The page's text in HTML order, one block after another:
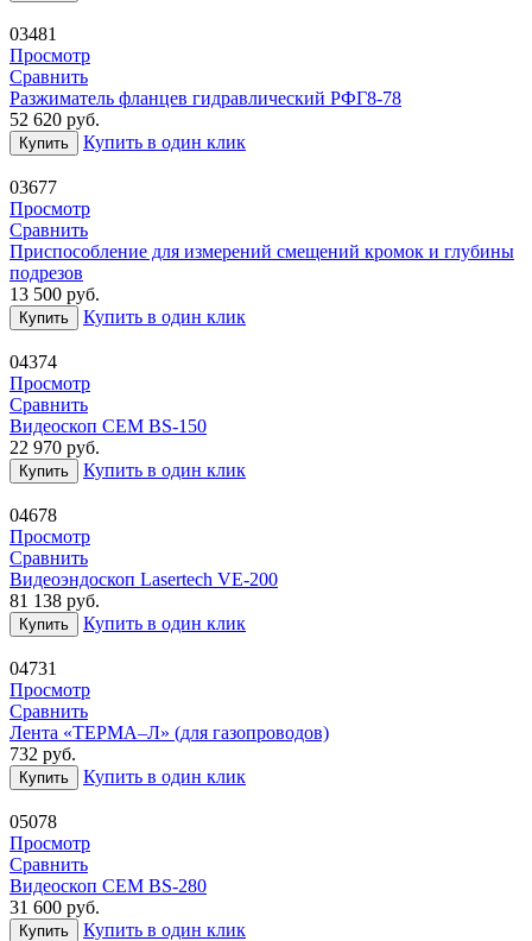
03481
Просмотр
Сравнить
Разжиматель фланцев гидравлический РФГ8-78
52 620 руб.
Купить Купить в один клик
03677
Просмотр
Сравнить
Приспособление для измерений смещений кромок и глубины
подрезов
13 500 руб.
Купить Купить в один клик
04374
Просмотр
Сравнить
Видеоскоп CEM BS-150
22 970 руб.
Купить Купить в один клик
04678
Просмотр
Сравнить
Видеоэндоскоп Lasertech VE-200
81 138 руб.
Купить Купить в один клик
04731
Просмотр
Сравнить
Лента «ТЕРМА–Л» (для газопроводов)
732 руб.
Купить Купить в один клик
05078
Просмотр
Сравнить
Видеоскоп CEM BS-280
31 600 руб.
Купить Купить в один клик